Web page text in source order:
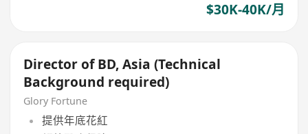
$30K-40K/月
Director of BD, Asia (Technical
Background required)
Glory Fortune
提供年底花紅